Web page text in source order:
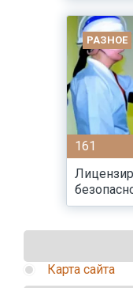
РАЗНОЕ
161
Карта сайта